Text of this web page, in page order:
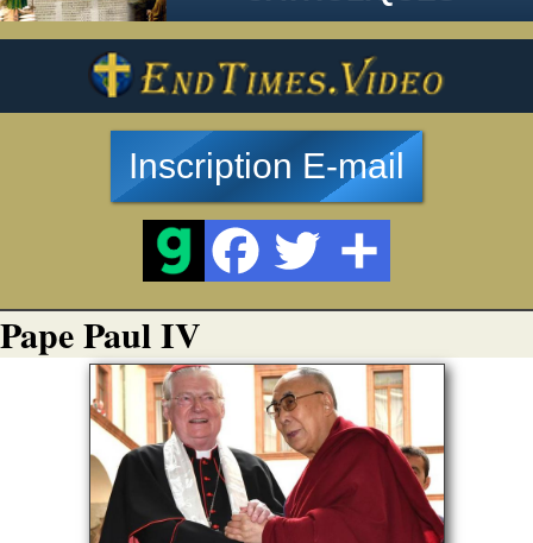
Inscription E-mail
Pape Paul IV